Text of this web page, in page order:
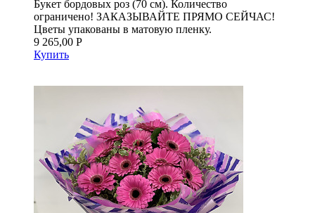
Букет бордовых роз (70 см). Количество
ограничено! ЗАКАЗЫВАЙТЕ ПРЯМО СЕЙЧАС!
Цветы упакованы в матовую пленку.
9 265,00 Р
Купить